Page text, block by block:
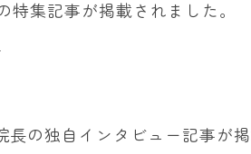
集記事が掲載されました。
の独自インタビュー記事が掲